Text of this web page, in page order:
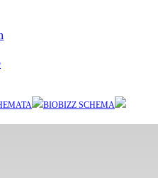
BIOBIZZ SCHEMA